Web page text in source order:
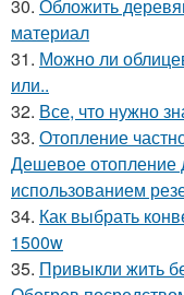
30. Обложить
материал
31. Можно ли
или..
32. Все, что нужно
33. Отопление
Дешевое отопление
использованием
34. Как выбрать
1500w
35. Привыкли жить